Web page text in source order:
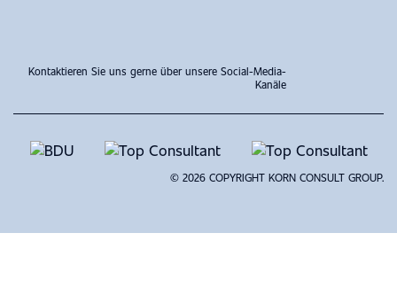
Kontaktieren Sie uns gerne über unsere Social-Media-
Kanäle
© 2026 COPYRIGHT KORN CONSULT GROUP.